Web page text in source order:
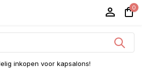
0
inkopen voor kapsalons!